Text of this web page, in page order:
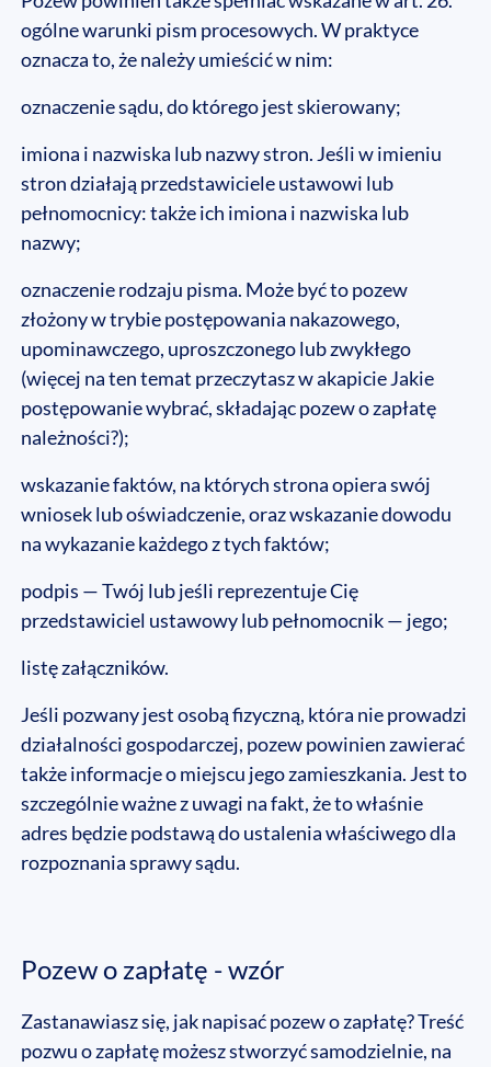
ogólne warunki pism procesowych. W praktyce
oznacza to, że należy umieścić w nim:
oznaczenie sądu, do którego jest skierowany;
imiona i nazwiska lub nazwy stron. Jeśli w imieniu
stron działają przedstawiciele ustawowi lub
pełnomocnicy: także ich imiona i nazwiska lub
nazwy;
oznaczenie rodzaju pisma. Może być to pozew
złożony w trybie postępowania nakazowego,
upominawczego, uproszczonego lub zwykłego
(więcej na ten temat przeczytasz w akapicie Jakie
postępowanie wybrać, składając pozew o zapłatę
należności?);
wskazanie faktów, na których strona opiera swój
wniosek lub oświadczenie, oraz wskazanie dowodu
na wykazanie każdego z tych faktów;
podpis — Twój lub jeśli reprezentuje Cię
przedstawiciel ustawowy lub pełnomocnik — jego;
listę załączników.
Jeśli pozwany jest osobą fizyczną, która nie prowadzi
działalności gospodarczej, pozew powinien zawierać
także informacje o miejscu jego zamieszkania. Jest to
szczególnie ważne z uwagi na fakt, że to właśnie
adres będzie podstawą do ustalenia właściwego dla
rozpoznania sprawy sądu.
Pozew o zapłatę - wzór
Zastanawiasz się, jak napisać pozew o zapłatę? Treść
pozwu o zapłatę możesz stworzyć samodzielnie, na